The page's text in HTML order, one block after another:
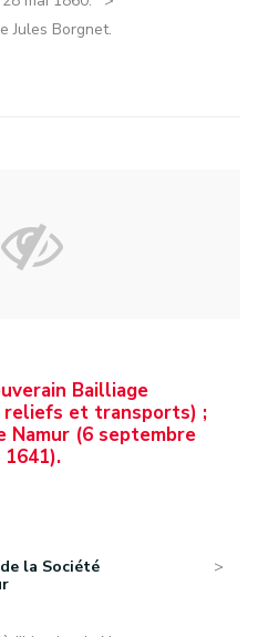
Jules Borgnet.
Bailliage
reliefs et transports) ;
Namur (6 septembre
la Société